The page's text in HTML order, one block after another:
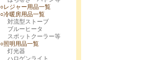
○レジャー用品一覧
○冷暖房用品一覧
対流型ストーブ
ブルーヒータ
スポットクーラー等
○照明用品一覧
灯光器
ハロゲンライト